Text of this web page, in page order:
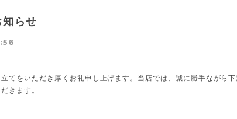
らせ
てをいただき厚くお礼申し上げます。当店では、誠に勝手ながら下
きます。